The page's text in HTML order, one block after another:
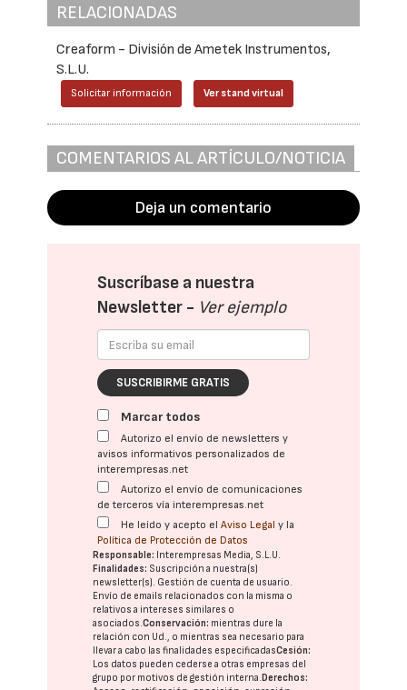
RELACIONADAS
Creaform - División de Ametek Instrumentos,
S.L.U.
Solicitar información Ver stand virtual
COMENTARIOS AL ARTÍCULO/NOTICIA
Deja un comentario
Suscríbase a nuestra
Newsletter - Ver ejemplo
SUSCRIBIRME GRATIS
Marcar todos
Autorizo el envío de newsletters y
avisos informativos personalizados de
interempresas.net
Autorizo el envío de comunicaciones
de terceros vía interempresas.net
He leído y acepto elAviso Legal y la
Política de Protección de Datos
Responsable: Interempresas Media, S.L.U.
Finalidades: Suscripción a nuestra(s)
newsletter(s). Gestión de cuenta de usuario.
Envío de emails relacionados con la misma o
relativos a intereses similares o
asociados.Conservación: mientras dure la
relación con Ud., o mientras sea necesario para
llevar a cabo las finalidades especificadasCesión:
Los datos pueden cederse a otras empresas del
grupo por motivos de gestión interna. Derechos: